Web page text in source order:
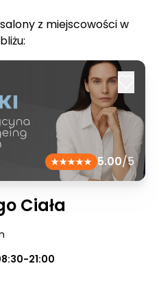
z miejscowości w
5.00/5
Ciała
21:00